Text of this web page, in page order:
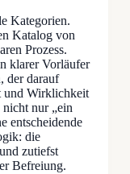
Kategorien.
Katalog von
Prozess.
klarer Vorläufer
, der darauf
und Wirklichkeit
nur „ein
entscheidende
die
zutiefst
Befreiung.